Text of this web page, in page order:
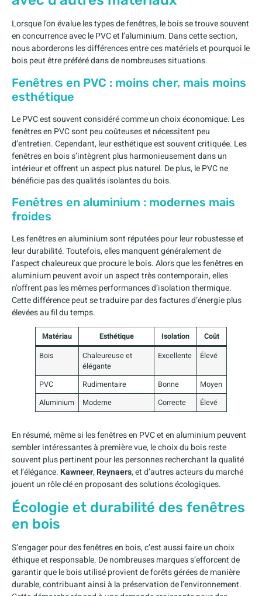
Lorsque l’on évalue les types de fenêtres, le bois se trouve souvent
en concurrence avec le PVC et l’aluminium. Dans cette section,
nous aborderons les différences entre ces matériels et pourquoi le
bois peut être préféré dans de nombreuses situations.
Fenêtres en PVC : moins cher, mais moins
esthétique
Le PVC est souvent considéré comme un choix économique. Les
fenêtres en PVC sont peu coûteuses et nécessitent peu
d’entretien. Cependant, leur esthétique est souvent critiquée. Les
fenêtres en bois s’intègrent plus harmonieusement dans un
intérieur et offrent un aspect plus naturel. De plus, le PVC ne
bénéficie pas des qualités isolantes du bois.
Fenêtres en aluminium : modernes mais
froides
Les fenêtres en aluminium sont réputées pour leur robustesse et
leur durabilité. Toutefois, elles manquent généralement de
l’aspect chaleureux que procure le bois. Alors que les fenêtres en
aluminium peuvent avoir un aspect très contemporain, elles
n’offrent pas les mêmes performances d’isolation thermique.
Cette différence peut se traduire par des factures d’énergie plus
élevées au fil du temps.
Matériau Esthétique Isolation
Coût
Bois
Chaleureuse et
élégante
Excellente Élevé
PVC Rudimentaire Bonne
Moyen
Aluminium
Moderne Correcte Élevé
En résumé, même si les fenêtres en PVC et en aluminium peuvent
sembler intéressantes à première vue, le choix du bois reste
souvent plus pertinent pour les personnes recherchant la qualité
et l’élégance.Kawneer,Reynaers, et d’autres acteurs du marché
jouent un rôle clé en proposant des solutions écologiques.
Écologie et durabilité des fenêtres
en bois
S’engager pour des fenêtres en bois, c’est aussi faire un choix
éthique et responsable. De nombreuses marques s’efforcent de
garantir que le bois utilisé provient de forêts gérées de manière
durable, contribuant ainsi à la préservation de l’environnement.